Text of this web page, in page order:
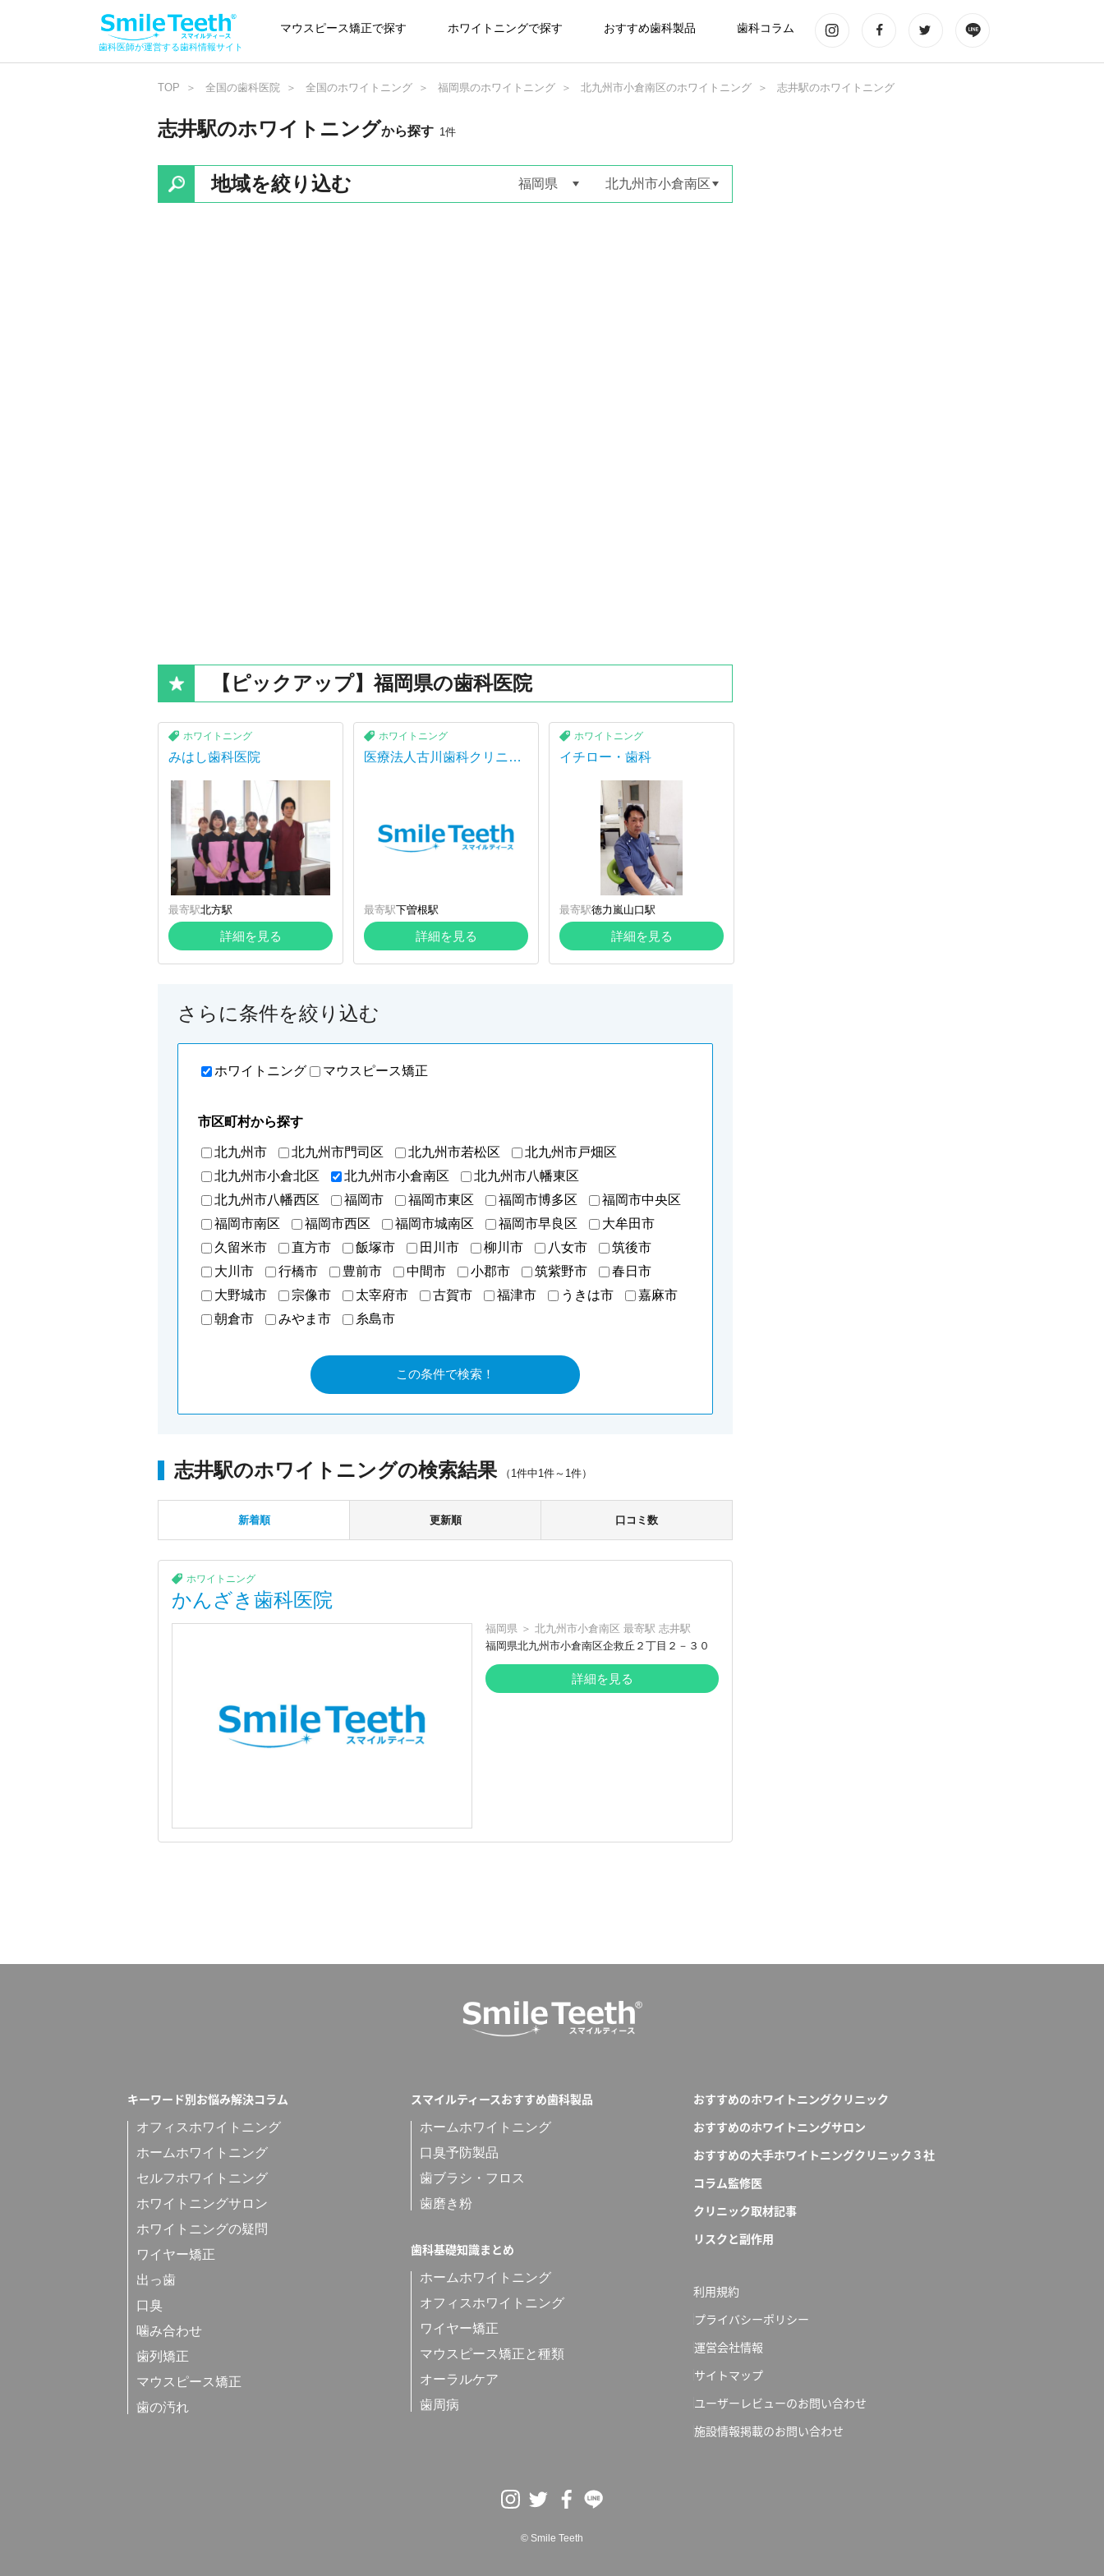
歯科医師が運営する歯科情報サイト
マウスピース矯正で探す ホワイトニングで探す おすすめ歯科製品 歯科コラム
TOP 全国の歯科医院 全国のホワイトニング 福岡県のホワイトニング 北九州市小倉南区のホワイトニング 志井駅のホワイトニング
志井駅のホワイトニングから探す 1件
地域を絞り込む
【ピックアップ】福岡県の歯科医院
ホワイトニング
みはし歯科医院
最寄駅北方駅
詳細を見る
ホワイトニング
医療法人古川歯科クリニッ
最寄駅下曽根駅
詳細を見る
ホワイトニング
イチロー・歯科
最寄駅徳力嵐山口駅
詳細を見る
さらに条件を絞り込む
ホワイトニング マウスピース矯正
市区町村から探す
北九州市 北九州市門司区 北九州市若松区
北九州市戸畑区
北九州市小倉北区
北九州市小倉南区
北九州市八幡東区
北九州市八幡西区
福岡市 福岡市東区 福岡市博多区
福岡市中央区
福岡市南区
福岡市西区 福岡市城南区 福岡市早良区
大牟田市
久留米市
直方市 飯塚市 田川市 柳川市 八女市
筑後市
大川市
行橋市 豊前市 中間市 小郡市 筑紫野市
春日市
大野城市
宗像市 太宰府市 古賀市 福津市 うきは市
嘉麻市
朝倉市
みやま市 糸島市
志井駅のホワイトニングの検索結果（1件中1件～1件）
新着順 更新順 口コミ数
ホワイトニング
かんざき歯科医院
福岡県 ＞北九州市小倉南区 最寄駅 志井駅
福岡県北九州市小倉南区企救丘２丁目２－３０
詳細を見る
キーワード別お悩み解決コラム
オフィスホワイトニング
ホームホワイトニング
セルフホワイトニング
ホワイトニングサロン
ホワイトニングの疑問
ワイヤー矯正
出っ歯
口臭
噛み合わせ
歯列矯正
マウスピース矯正
歯の汚れ
スマイルティースおすすめ歯科製品
ホームホワイトニング
口臭予防製品
歯ブラシ・フロス
歯磨き粉
歯科基礎知識まとめ
ホームホワイトニング
オフィスホワイトニング
ワイヤー矯正
マウスピース矯正と種類
オーラルケア
歯周病
おすすめのホワイトニングクリニック
おすすめのホワイトニングサロン
おすすめの大手ホワイトニングクリニック３社
コラム監修医
クリニック取材記事
リスクと副作用
利用規約
プライバシーポリシー
運営会社情報
サイトマップ
ユーザーレビューのお問い合わせ
施設情報掲載のお問い合わせ
© Smile Teeth